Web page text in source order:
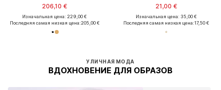
206,10 €
Изначальная цена: 229,00 €
Последняя самая низкая цена:205,00 €
21,00 €
Изначальная цена: 35,00 €
Последняя самая низкая цена:17,50 €
УЛИЧНАЯ МОДА
ВДОХНОВЕНИЕ ДЛЯ ОБРАЗОВ